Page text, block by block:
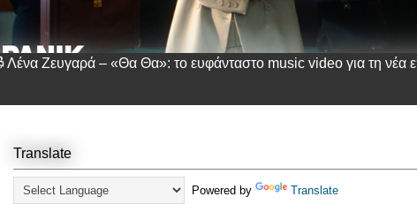
Λένα Ζευγαρά – «Θα Θα»: το ευφάνταστο music video για τη νέα
Translate
Powered by Translate